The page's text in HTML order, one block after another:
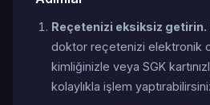
Reçetenizi eksiksiz getirin.
doktor reçetenizi elektronik
kimliğinizle veya SGK
kolaylıkla işlem